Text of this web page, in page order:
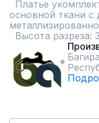
основной ткани с
Высота разреза: